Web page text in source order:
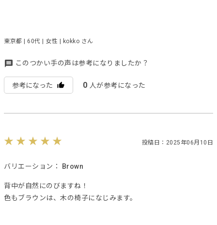
東京都 | 60代 | 女性 | kokko さん
このつかい手の声は参考になりましたか？
参考になった 0 人が参考になった
投稿日：2025年06月10日
バリエーション： Brown
背中が自然にのびますね！
色もブラウンは、木の椅子になじみます。